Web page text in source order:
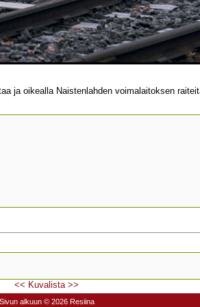
ja oikealla Naistenlahden voimalaitoksen
<< Kuvalista >>
Sivun alkuun © 2026 Resiina